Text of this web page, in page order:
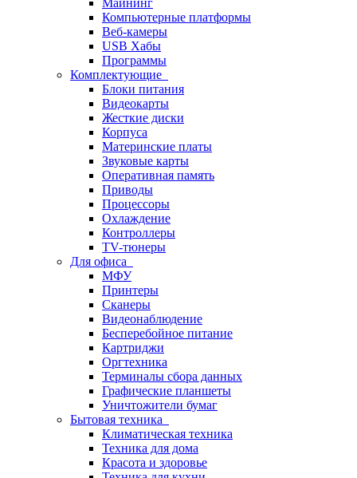
Майнинг
Компьютерные платформы
Веб-камеры
USB Хабы
Программы
Комплектующие
Блоки питания
Видеокарты
Жесткие диски
Корпуса
Материнские платы
Звуковые карты
Оперативная память
Приводы
Процессоры
Охлаждение
Контроллеры
TV-тюнеры
Для офиса
МФУ
Принтеры
Сканеры
Видеонаблюдение
Бесперебойное питание
Картриджи
Оргтехника
Терминалы сбора данных
Графические планшеты
Уничтожители бумаг
Бытовая техника
Климатическая техника
Техника для дома
Красота и здоровье